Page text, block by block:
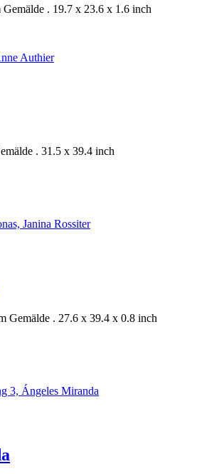
Gemälde . 19.7 x 23.6 x 1.6 inch
. 31.5 x 39.4 inch
Gemälde . 27.6 x 39.4 x 0.8 inch